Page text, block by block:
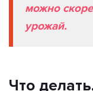
можно
урожай.
Что